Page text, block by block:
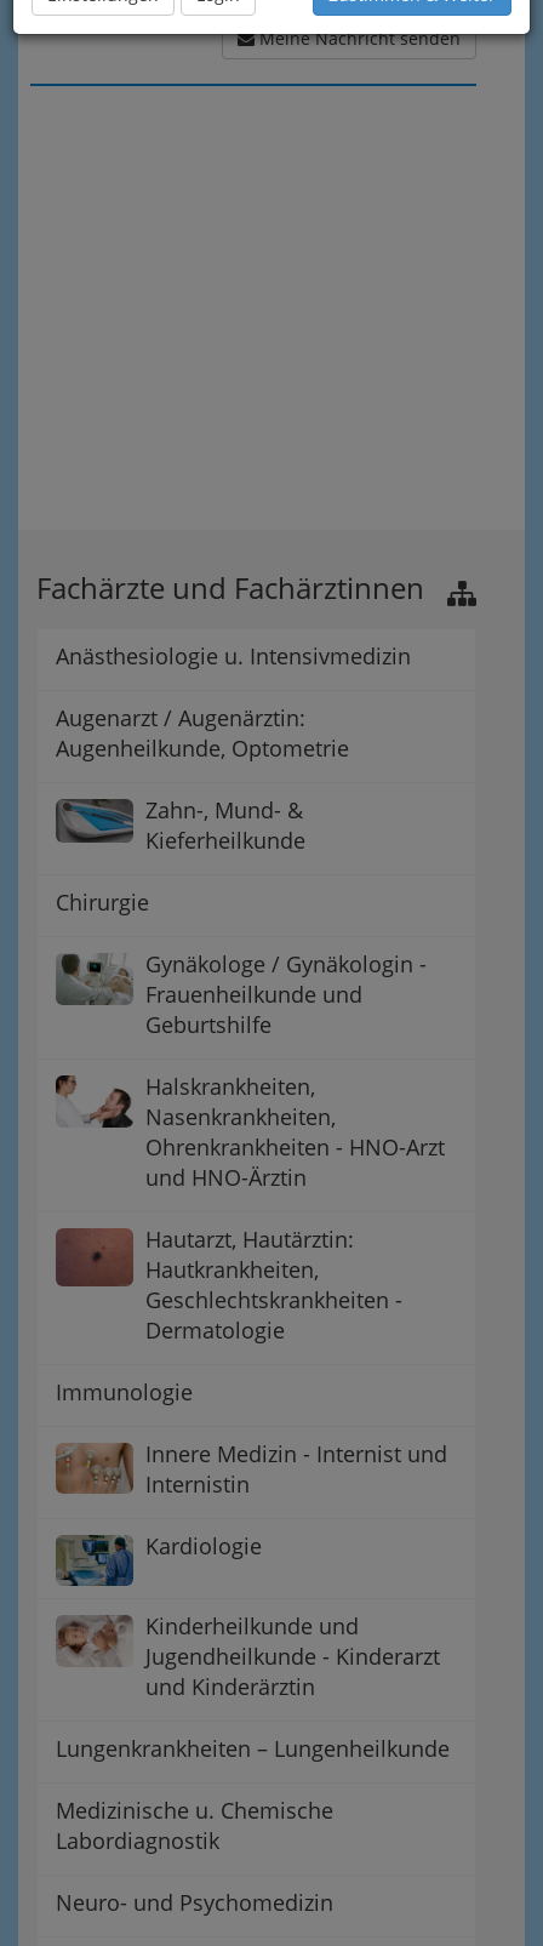
Meine Nachricht senden
Fachärzte und Fachärztinnen
Anästhesiologie u. Intensivmedizin
Augenarzt / Augenärztin:
Augenheilkunde, Optometrie
Zahn-, Mund- &
Kieferheilkunde
Chirurgie
Gynäkologe / Gynäkologin -
Frauenheilkunde und
Geburtshilfe
Halskrankheiten,
Nasenkrankheiten,
Ohrenkrankheiten - HNO-Arzt
und HNO-Ärztin
Hautarzt, Hautärztin:
Hautkrankheiten,
Geschlechtskrankheiten -
Dermatologie
Immunologie
Innere Medizin - Internist und
Internistin
Kardiologie
Kinderheilkunde und
Jugendheilkunde - Kinderarzt
und Kinderärztin
Lungenkrankheiten – Lungenheilkunde
Medizinische u. Chemische
Labordiagnostik
Neuro- und Psychomedizin